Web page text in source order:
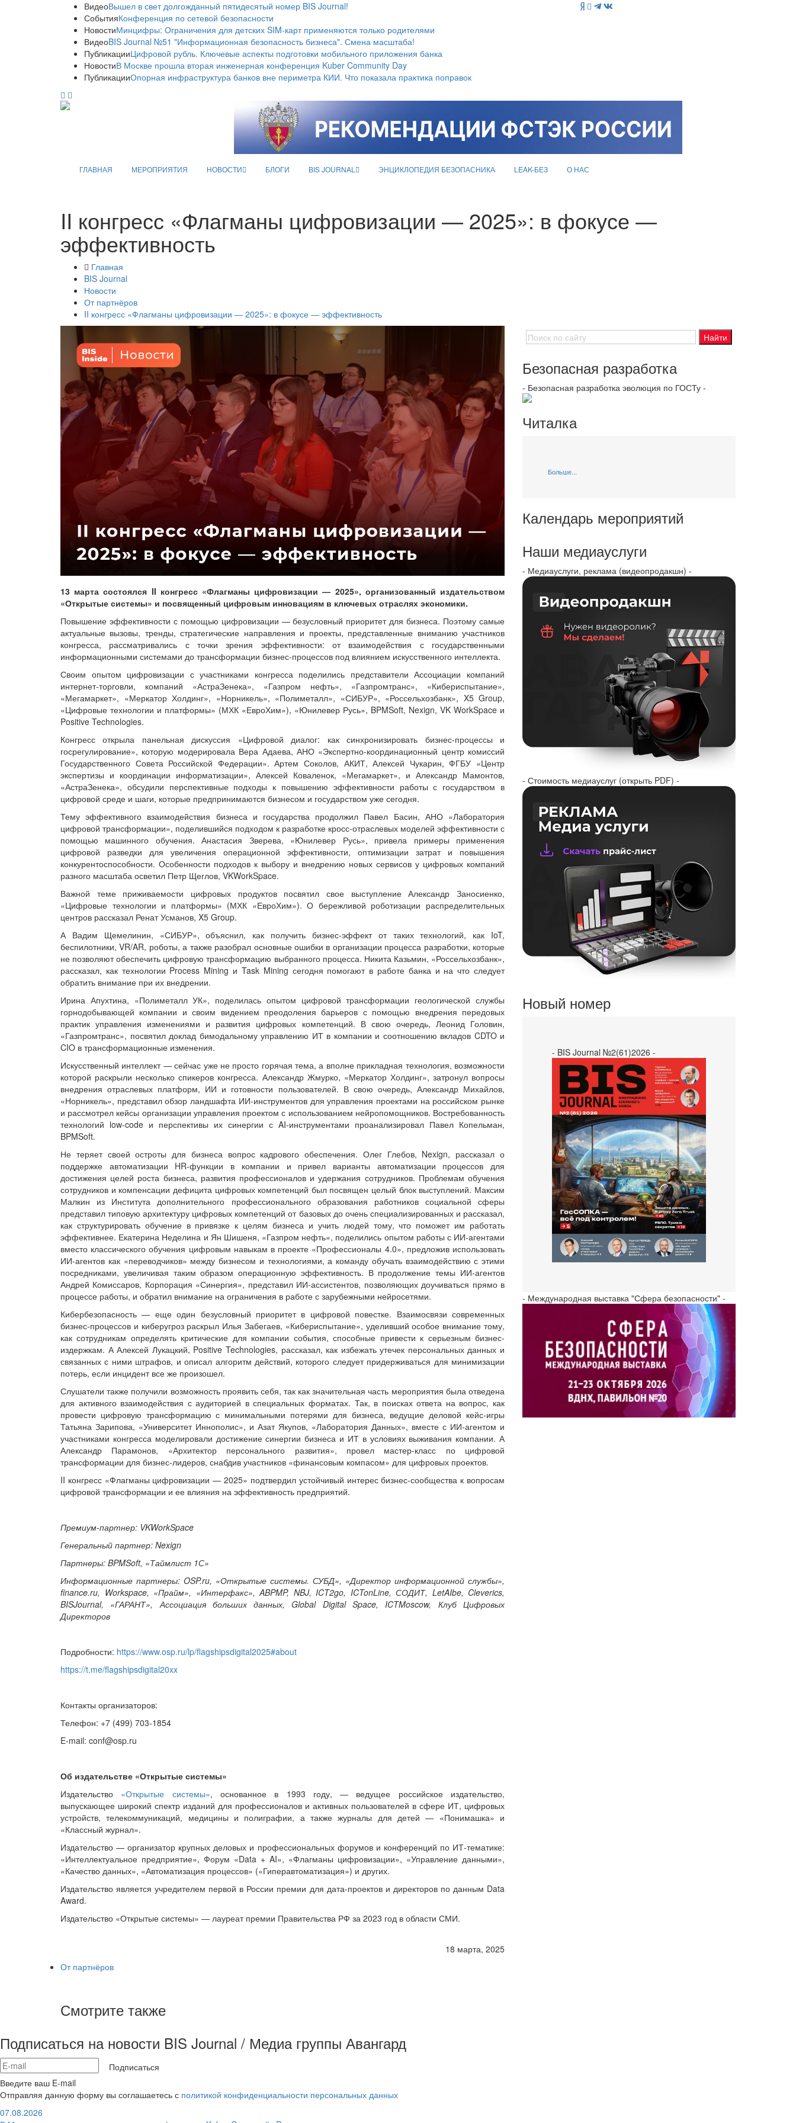
ВидеоВышел в свет долгожданный пятидесятый номер BIS Journal!
СобытияКонференция по сетевой безопасности
НовостиМинцифры: Ограничения для детских SIM-карт применяются только родителями
ВидеоBIS Journal №51 "Информационная безопасность бизнеса". Смена масштаба!
ПубликацииЦифровой рубль. Ключевые аспекты подготовки мобильного приложения банка
НовостиВ Москве прошла вторая инженерная конференция Kuber Community Day
ПубликацииОпорная инфраструктура банков вне периметра КИИ. Что показала практика поправок
ГЛАВНАЯ МЕРОПРИЯТИЯ НОВОСТИ БЛОГИ BIS JOURNAL ЭНЦИКЛОПЕДИЯ БЕЗОПАСНИКА LEAK-БЕЗ О НАС
II конгресс «Флагманы цифровизации — 2025»: в фокусе —
эффективность
Главная
BIS Journal
Новости
От партнёров
II конгресс «Флагманы цифровизации — 2025»: в фокусе — эффективность
13 марта состоялся II конгресс «Флагманы цифровизации — 2025», организованный издательством
«Открытые системы» и посвященный цифровым инновациям в ключевых отраслях экономики.
Повышение эффективности с помощью цифровизации — безусловный приоритет для бизнеса. Поэтому самые
актуальные вызовы, тренды, стратегические направления и проекты, представленные вниманию участников
конгресса, рассматривались с точки зрения эффективности: от взаимодействия с государственными
информационными системами до трансформации бизнес-процессов под влиянием искусственного интеллекта.
Своим опытом цифровизации с участниками конгресса поделились представители Ассоциации компаний
интернет-торговли, компаний «АстраЗенека», «Газпром нефть», «Газпромтранс», «Кибериспытание»,
«Мегамаркет», «Меркатор Холдинг», «Норникель», «Полиметалл», «СИБУР», «Россельхозбанк», X5 Group,
«Цифровые технологии и платформы» (МХК «ЕвроХим»), «Юнилевер Русь», BPMSoft, Nexign, VK WorkSpace и
Positive Technologies.
Конгресс открыла панельная дискуссия «Цифровой диалог: как синхронизировать бизнес-процессы и
госрегулирование», которую модерировала Вера Адаева, АНО «Экспертно-координационный центр комиссий
Государственного Совета Российской Федерации». Артем Соколов, АКИТ, Алексей Чукарин, ФГБУ «Центр
экспертизы и координации информатизации», Алексей Коваленок, «Мегамаркет», и Александр Мамонтов,
«АстраЗенека», обсудили перспективные подходы к повышению эффективности работы с государством в
цифровой среде и шаги, которые предпринимаются бизнесом и государством уже сегодня.
Тему эффективного взаимодействия бизнеса и государства продолжил Павел Басин, АНО «Лаборатория
цифровой трансформации», поделившийся подходом к разработке кросс-отраслевых моделей эффективности с
помощью машинного обучения. Анастасия Зверева, «Юнилевер Русь», привела примеры применения
цифровой разведки для увеличения операционной эффективности, оптимизации затрат и повышения
конкурентоспособности. Особенности подходов к выбору и внедрению новых сервисов у цифровых компаний
разного масштаба осветил Петр Щеглов, VKWorkSpace.
Важной теме приживаемости цифровых продуктов посвятил свое выступление Александр Заносиенко,
«Цифровые технологии и платформы» (МХК «ЕвроХим»). О бережливой роботизации распределительных
центров рассказал Ренат Усманов, X5 Group.
А Вадим Щемелинин, «СИБУР», объяснил, как получить бизнес-эффект от таких технологий, как IoT,
беспилотники, VR/AR, роботы, а также разобрал основные ошибки в организации процесса разработки, которые
не позволяют обеспечить цифровую трансформацию выбранного процесса. Никита Казьмин, «Россельхозбанк»,
рассказал, как технологии Process Mining и Task Mining сегодня помогают в работе банка и на что следует
обратить внимание при их внедрении.
Ирина Апухтина, «Полиметалл УК», поделилась опытом цифровой трансформации геологической службы
горнодобывающей компании и своим видением преодоления барьеров с помощью внедрения передовых
практик управления изменениями и развития цифровых компетенций. В свою очередь, Леонид Головин,
«Газпромтранс», посвятил доклад бимодальному управлению ИТ в компании и соотношению вкладов CDTO и
CIO в трансформационные изменения.
Искусственный интеллект — сейчас уже не просто горячая тема, а вполне прикладная технология, возможности
которой раскрыли несколько спикеров конгресса. Александр Жмурко, «Меркатор Холдинг», затронул вопросы
внедрения отраслевых платформ, ИИ и готовности пользователей. В свою очередь, Александр Михайлов,
«Норникель», представил обзор ландшафта ИИ-инструментов для управления проектами на российском рынке
и рассмотрел кейсы организации управления проектом с использованием нейропомощников. Востребованность
технологий low-code и перспективы их синергии с AI-инструментами проанализировал Павел Копельман,
BPMSoft.
Не теряет своей остроты для бизнеса вопрос кадрового обеспечения. Олег Глебов, Nexign, рассказал о
поддержке автоматизации HR-функции в компании и привел варианты автоматизации процессов для
достижения целей роста бизнеса, развития профессионалов и удержания сотрудников. Проблемам обучения
сотрудников и компенсации дефицита цифровых компетенций был посвящен целый блок выступлений. Максим
Малкин из Института дополнительного профессионального образования работников социальной сферы
представил типовую архитектуру цифровых компетенций от базовых до очень специализированных и рассказал,
как структурировать обучение в привязке к целям бизнеса и учить людей тому, что поможет им работать
эффективнее. Екатерина Неделина и Ян Шишеня, «Газпром нефть», поделились опытом работы с ИИ-агентами
вместо классического обучения цифровым навыкам в проекте «Профессионалы 4.0», предложив использовать
ИИ-агентов как «переводчиков» между бизнесом и технологиями, а команду обучать взаимодействию с этими
посредниками, увеличивая таким образом операционную эффективность. В продолжение темы ИИ-агентов
Андрей Комиссаров, Корпорация «Синергия», представил ИИ-ассистентов, позволяющих доучиваться прямо в
процессе работы, и обратил внимание на ограничения в работе с зарубежными нейросетями.
Кибербезопасность — еще один безусловный приоритет в цифровой повестке. Взаимосвязи современных
бизнес-процессов и киберугроз раскрыл Илья Забегаев, «Кибериспытание», уделивший особое внимание тому,
как сотрудникам определять критические для компании события, способные привести к серьезным бизнес-
издержкам. А Алексей Лукацкий, Positive Technologies, рассказал, как избежать утечек персональных данных и
связанных с ними штрафов, и описал алгоритм действий, которого следует придерживаться для минимизации
потерь, если инцидент все же произошел.
Слушатели также получили возможность проявить себя, так как значительная часть мероприятия была отведена
для активного взаимодействия с аудиторией в специальных форматах. Так, в поисках ответа на вопрос, как
провести цифровую трансформацию с минимальными потерями для бизнеса, ведущие деловой кейс-игры
Татьяна Зарипова, «Университет Иннополис», и Азат Якупов, «Лаборатория Данных», вместе с ИИ-агентом и
участниками конгресса моделировали достижение синергии бизнеса и ИТ в условиях выживания компании. А
Александр Парамонов, «Архитектор персонального развития», провел мастер-класс по цифровой
трансформации для бизнес-лидеров, снабдив участников «финансовым компасом» для цифровых проектов.
II конгресс «Флагманы цифровизации — 2025» подтвердил устойчивый интерес бизнес-сообщества к вопросам
цифровой трансформации и ее влияния на эффективность предприятий.
Премиум-партнер: VKWorkSpace
Генеральный партнер: Nexign
Партнеры: BPMSoft, «Таймлист 1С»
Информационные партнеры: OSP.ru, «Открытые системы. СУБД», «Директор информационной службы»,
finance.ru, Workspace, «Прайм», «Интерфакс», ABPMP, NBJ, ICT2go, ICTonLine, СОДИТ, LetAIbe, Cleverics,
BISJournal, «ГАРАНТ», Ассоциация больших данных, Global Digital Space, ICTMoscow, Клуб Цифровых
Директоров
Подробности: https://www.osp.ru/lp/flagshipsdigital2025#about
https://t.me/flagshipsdigital20xx
Контакты организаторов:
Телефон: +7 (499) 703-1854
E-mail: conf@osp.ru
Об издательстве «Открытые системы»
Издательство «Открытые системы», основанное в 1993 году, — ведущее российское издательство,
выпускающее широкий спектр изданий для профессионалов и активных пользователей в сфере ИТ, цифровых
устройств, телекоммуникаций, медицины и полиграфии, а также журналы для детей — «Понимашка» и
«Классный журнал».
Издательство — организатор крупных деловых и профессиональных форумов и конференций по ИТ-тематике:
«Интеллектуальное предприятие», Форум «Data + AI», «Флагманы цифровизации», «Управление данными»,
«Качество данных», «Автоматизация процессов» («Гиперавтоматизация») и других.
Издательство является учредителем первой в России премии для дата-проектов и директоров по данным Data
Award.
Издательство «Открытые системы» — лауреат премии Правительства РФ за 2023 год в области СМИ.
18 марта, 2025
От партнёров
Смотрите также
Безопасная разработка
- Безопасная разработка эволюция по ГОСТу -
Читалка
Больше...
Календарь мероприятий
Наши медиауслуги
- Медиауслуги, реклама (видеопродакшн) -
- Стоимость медиауслуг (открыть PDF) -
Новый номер
- BIS Journal №2(61)2026 -
- Международная выставка "Сфера безопасности" -
Подписаться на новости BIS Journal / Медиа группы Авангард
Подписаться
Введите ваш E-mail
Отправляя данную форму вы соглашаетесь с политикой конфиденциальности персональных данных
07.08.2026